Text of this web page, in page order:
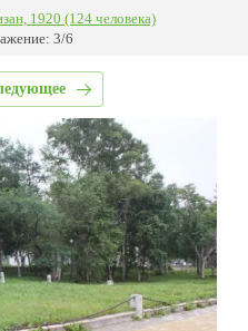
1920 (124 человека)
3/6